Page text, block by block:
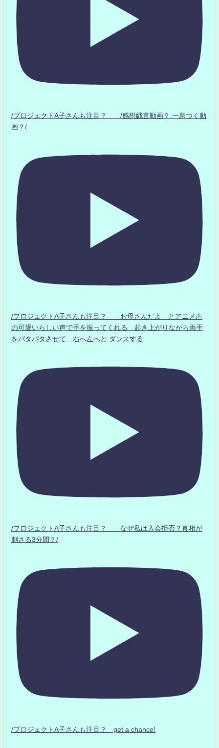
/プロジェクトA子さんも注目？ /感想戯言動画？.一息つく動
画？/
/プロジェクトA子さんも注目？ お母さんだよ とアニメ声
の可愛いらしい声で手を振ってくれる 起き上がりながら両手
をパタパタさせて 右へ左へと ダンスする
/プロジェクトA子さんも注目？ なぜ私は入会拒否？真相が
刺さる3分間？/
/プロジェクトA子さんも注目？ get a chance!